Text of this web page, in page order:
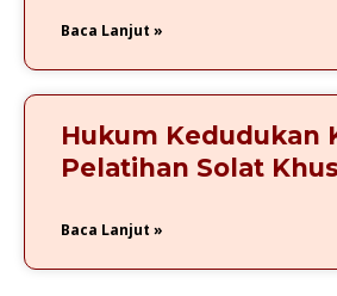
Baca Lanjut »
Hukum Kedudukan
Pelatihan Solat
Baca Lanjut »